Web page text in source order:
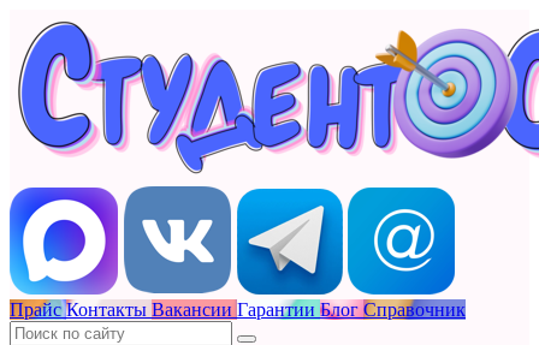
Прайс Контакты Вакансии Гарантии Блог Справочник